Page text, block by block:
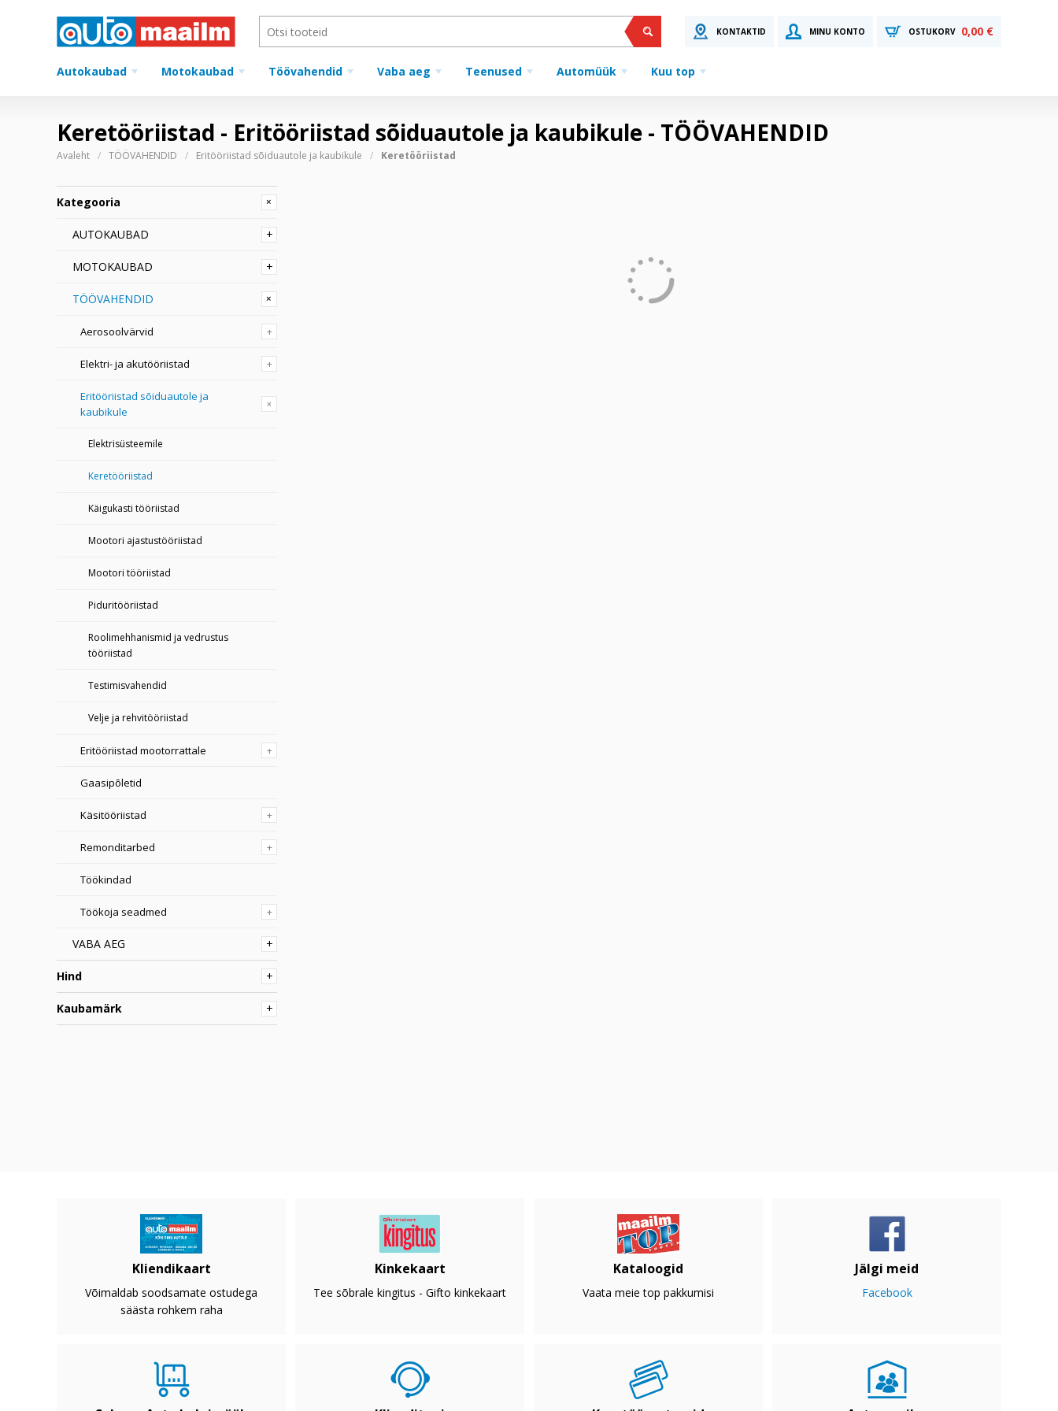
KONTAKTID MINU KONTO OSTUKORV 0,00 €
Autokaubad Motokaubad Töövahendid Vaba aeg Teenused Automüük Kuu top
Keretööriistad - Eritööriistad sõiduautole ja kaubikule - TÖÖVAHENDID
Avaleht TÖÖVAHENDID Eritööriistad sõiduautole ja kaubikule Keretööriistad
Kliendikaart
Võimaldab soodsamate ostudega
säästa rohkem raha
Kinkekaart
Tee sõbrale kingitus - Gifto kinkekaart
Kataloogid
Vaata meie top pakkumisi
Jälgi meid
Facebook